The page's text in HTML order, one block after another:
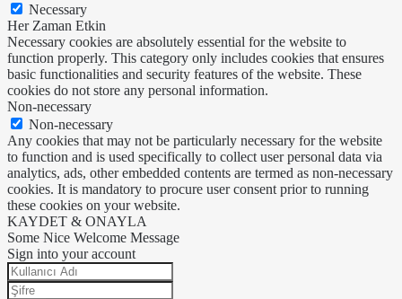
Necessary
Her Zaman Etkin
Necessary cookies are absolutely essential for the website to
function properly. This category only includes cookies that ensures
basic functionalities and security features of the website. These
cookies do not store any personal information.
Non-necessary
Non-necessary
Any cookies that may not be particularly necessary for the website
to function and is used specifically to collect user personal data via
analytics, ads, other embedded contents are termed as non-necessary
cookies. It is mandatory to procure user consent prior to running
these cookies on your website.
KAYDET & ONAYLA
Some Nice Welcome Message
Sign into your account